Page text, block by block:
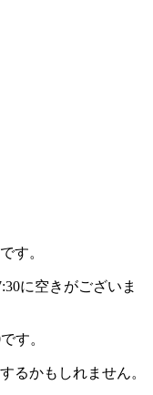
す。
に空きがございま
す。
るかもしれません。